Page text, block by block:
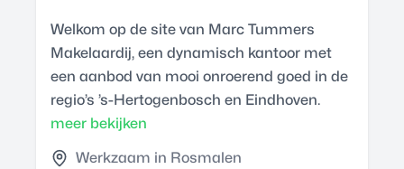
Welkom op de site van Marc Tummers
Makelaardij, een dynamisch kantoor met
een aanbod van mooi onroerend goed in de
regio’s ’s-Hertogenbosch en Eindhoven.
meer bekijken
Werkzaam in Rosmalen